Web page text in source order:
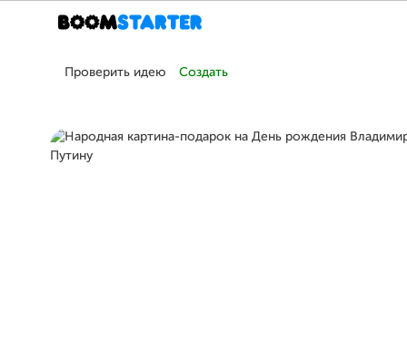
Проверить идею Создать